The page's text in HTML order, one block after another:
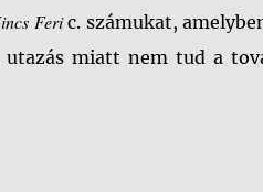
Feric. számukat,
miatt nem tud a